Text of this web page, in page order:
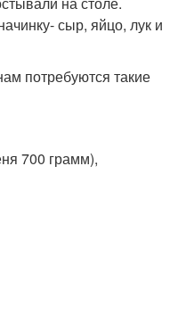
сыр, яйцо, лук и
потребуются такие
грамм),